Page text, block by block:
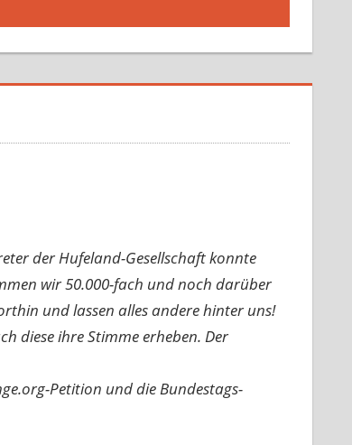
der Hufeland-Gesellschaft konnte
wir 50.000-fach und noch darüber
und lassen alles andere hinter uns!
diese ihre Stimme erheben. Der
Petition und die Bundestags-